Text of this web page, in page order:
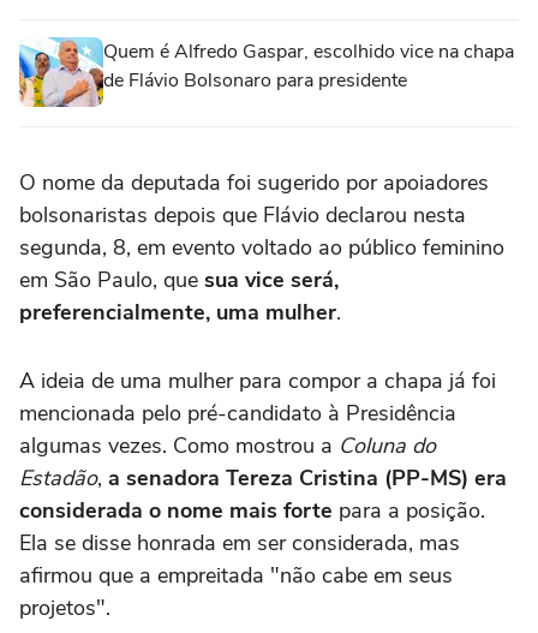
Quem é Alfredo Gaspar, escolhido vice na chapa
de Flávio Bolsonaro para presidente
O nome da deputada foi sugerido por apoiadores
bolsonaristas depois que Flávio declarou nesta
segunda, 8, em evento voltado ao público feminino
em São Paulo, que sua vice será,
preferencialmente, uma mulher.
A ideia de uma mulher para compor a chapa já foi
mencionada pelo pré-candidato à Presidência
algumas vezes. Como mostrou a Coluna do
Estadão, a senadora Tereza Cristina (PP-MS) era
considerada o nome mais forte para a posição.
Ela se disse honrada em ser considerada, mas
afirmou que a empreitada "não cabe em seus
projetos".